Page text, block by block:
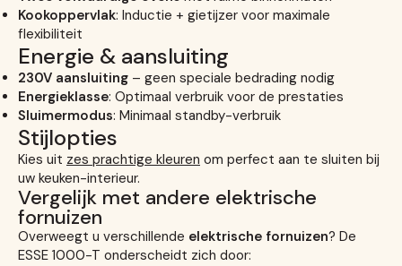
Kookoppervlak: Inductie + gietijzer voor maximale
flexibiliteit
Energie & aansluiting
230V aansluiting – geen speciale bedrading nodig
Energieklasse: Optimaal verbruik voor de prestaties
Sluimermodus: Minimaal standby-verbruik
Stijlopties
Kies uit zes prachtige kleuren om perfect aan te sluiten bij
uw keuken-interieur.
Vergelijk met andere elektrische
fornuizen
Overweegt u verschillende elektrische fornuizen? De
ESSE 1000-T onderscheidt zich door: